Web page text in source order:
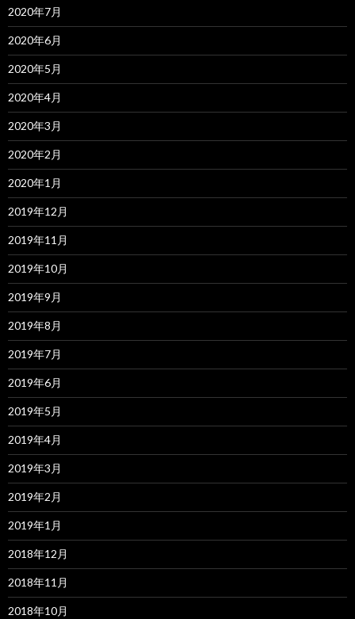
2020年7月
2020年6月
2020年5月
2020年4月
2020年3月
2020年2月
2020年1月
2019年12月
2019年11月
2019年10月
2019年9月
2019年8月
2019年7月
2019年6月
2019年5月
2019年4月
2019年3月
2019年2月
2019年1月
2018年12月
2018年11月
2018年10月